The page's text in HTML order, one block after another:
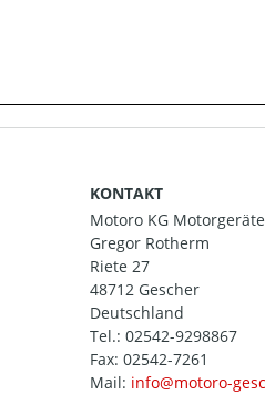
KONTAKT
Motoro KG Motorgeräte
Gregor Rotherm
Riete 27
48712 Gescher
Deutschland
Tel.: 02542-9298867
Fax: 02542-7261
Mail: